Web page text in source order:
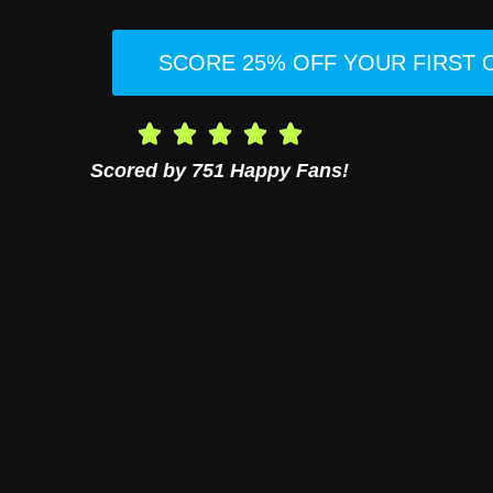
SCORE 25% OFF YOUR FIRST
Scored by 751 Happy Fans!